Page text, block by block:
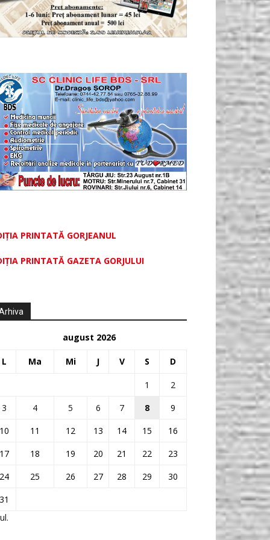
PRINTATĂ GORJEANUL
PRINTATĂ GAZETA GORJULUI
august 2026
L Ma Mi J V S D
1
2
3
4 5 6 7 8
9
11 12 13 14 15
16
18 19 20 21 22
23
25 26 27 28 29
30